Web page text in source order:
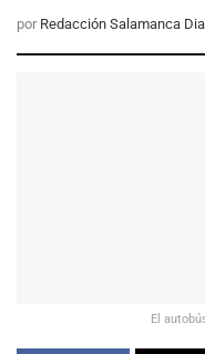
por Redacción Salamanca
El